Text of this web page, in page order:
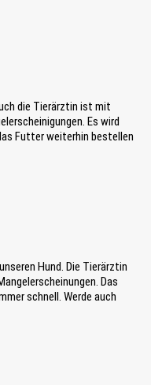
die Tierärztin ist mit
Es wird
Futter weiterhin bestellen
Hund. Die Tierärztin
Das
schnell. Werde auch